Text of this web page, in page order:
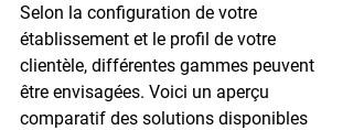
Selon la configuration de votre
établissement et le profil de votre
clientèle, différentes gammes peuvent
être envisagées. Voici un aperçu
comparatif des solutions disponibles